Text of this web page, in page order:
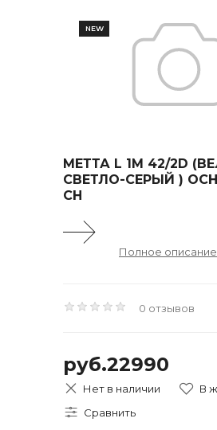
NEW
МЕТТА L 1M 42/2D
СВЕТЛО-СЕРЫЙ )
CH
Полное описание...
0 отзывов
руб.22990
Нет в наличии